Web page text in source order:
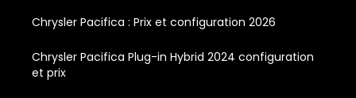
Chrysler Pacifica : Prix et configuration 2026
Chrysler Pacifica Plug-in Hybrid 2024 configuration
et prix